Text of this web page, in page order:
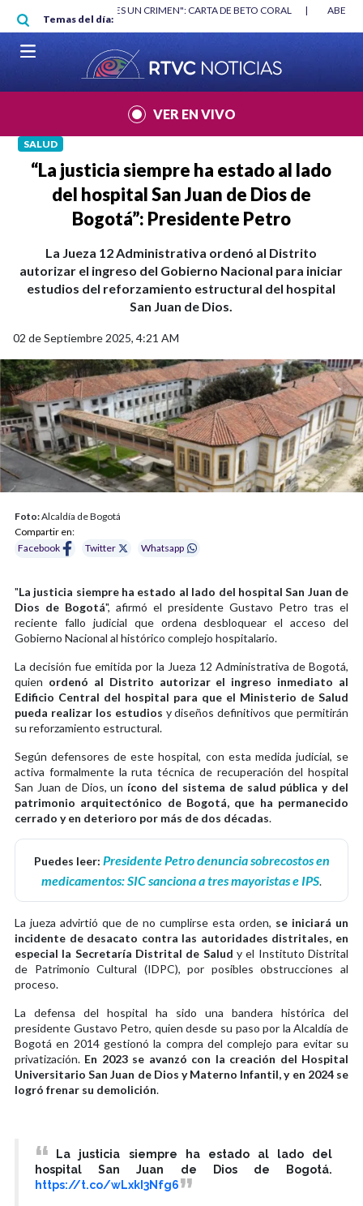
Pasar al contenido principal
Temas del día:
"HABLAR NO ES UN CRIMEN": CARTA DE BETO CORAL |
VER EN VIVO
SALUD
“La justicia siempre ha estado al lado
del hospital San Juan de Dios de
Bogotá”: Presidente Petro
La Jueza 12 Administrativa ordenó al Distrito
autorizar el ingreso del Gobierno Nacional para iniciar
estudios del reforzamiento estructural del hospital
San Juan de Dios.
02 de Septiembre 2025, 4:21 AM
Foto:Alcaldía de Bogotá
Compartir en:
Facebook
Twitter Whatsapp
"La justicia siempre ha estado al lado del hospital San Juan de
Dios de Bogotá", afirmó el presidente Gustavo Petro tras el
reciente fallo judicial que ordena desbloquear el acceso del
Gobierno Nacional al histórico complejo hospitalario.
La decisión fue emitida por la Jueza 12 Administrativa de Bogotá,
quien ordenó al Distrito autorizar el ingreso inmediato al
Edificio Central del hospital para que el Ministerio de Salud
pueda realizar los estudios y diseños definitivos que permitirán
su reforzamiento estructural.
Según defensores de este hospital, con esta medida judicial, se
activa formalmente la ruta técnica de recuperación del hospital
San Juan de Dios, un ícono del sistema de salud pública y del
patrimonio arquitectónico de Bogotá, que ha permanecido
cerrado y en deterioro por más de dos décadas.
Puedes leer: Presidente Petro denuncia sobrecostos en
medicamentos: SIC sanciona a tres mayoristas e IPS.
La jueza advirtió que de no cumplirse esta orden, se iniciará un
incidente de desacato contra las autoridades distritales, en
especial la Secretaría Distrital de Salud y el Instituto Distrital
de Patrimonio Cultural (IDPC), por posibles obstrucciones al
proceso.
La defensa del hospital ha sido una bandera histórica del
presidente Gustavo Petro, quien desde su paso por la Alcaldía de
Bogotá en 2014 gestionó la compra del complejo para evitar su
privatización. En 2023 se avanzó con la creación del Hospital
Universitario San Juan de Dios y Materno Infantil, y en 2024 se
logró frenar su demolición.
La justicia siempre ha estado al lado del
hospital San Juan de Dios de Bogotá.
https://t.co/wLxkI3Nfg6